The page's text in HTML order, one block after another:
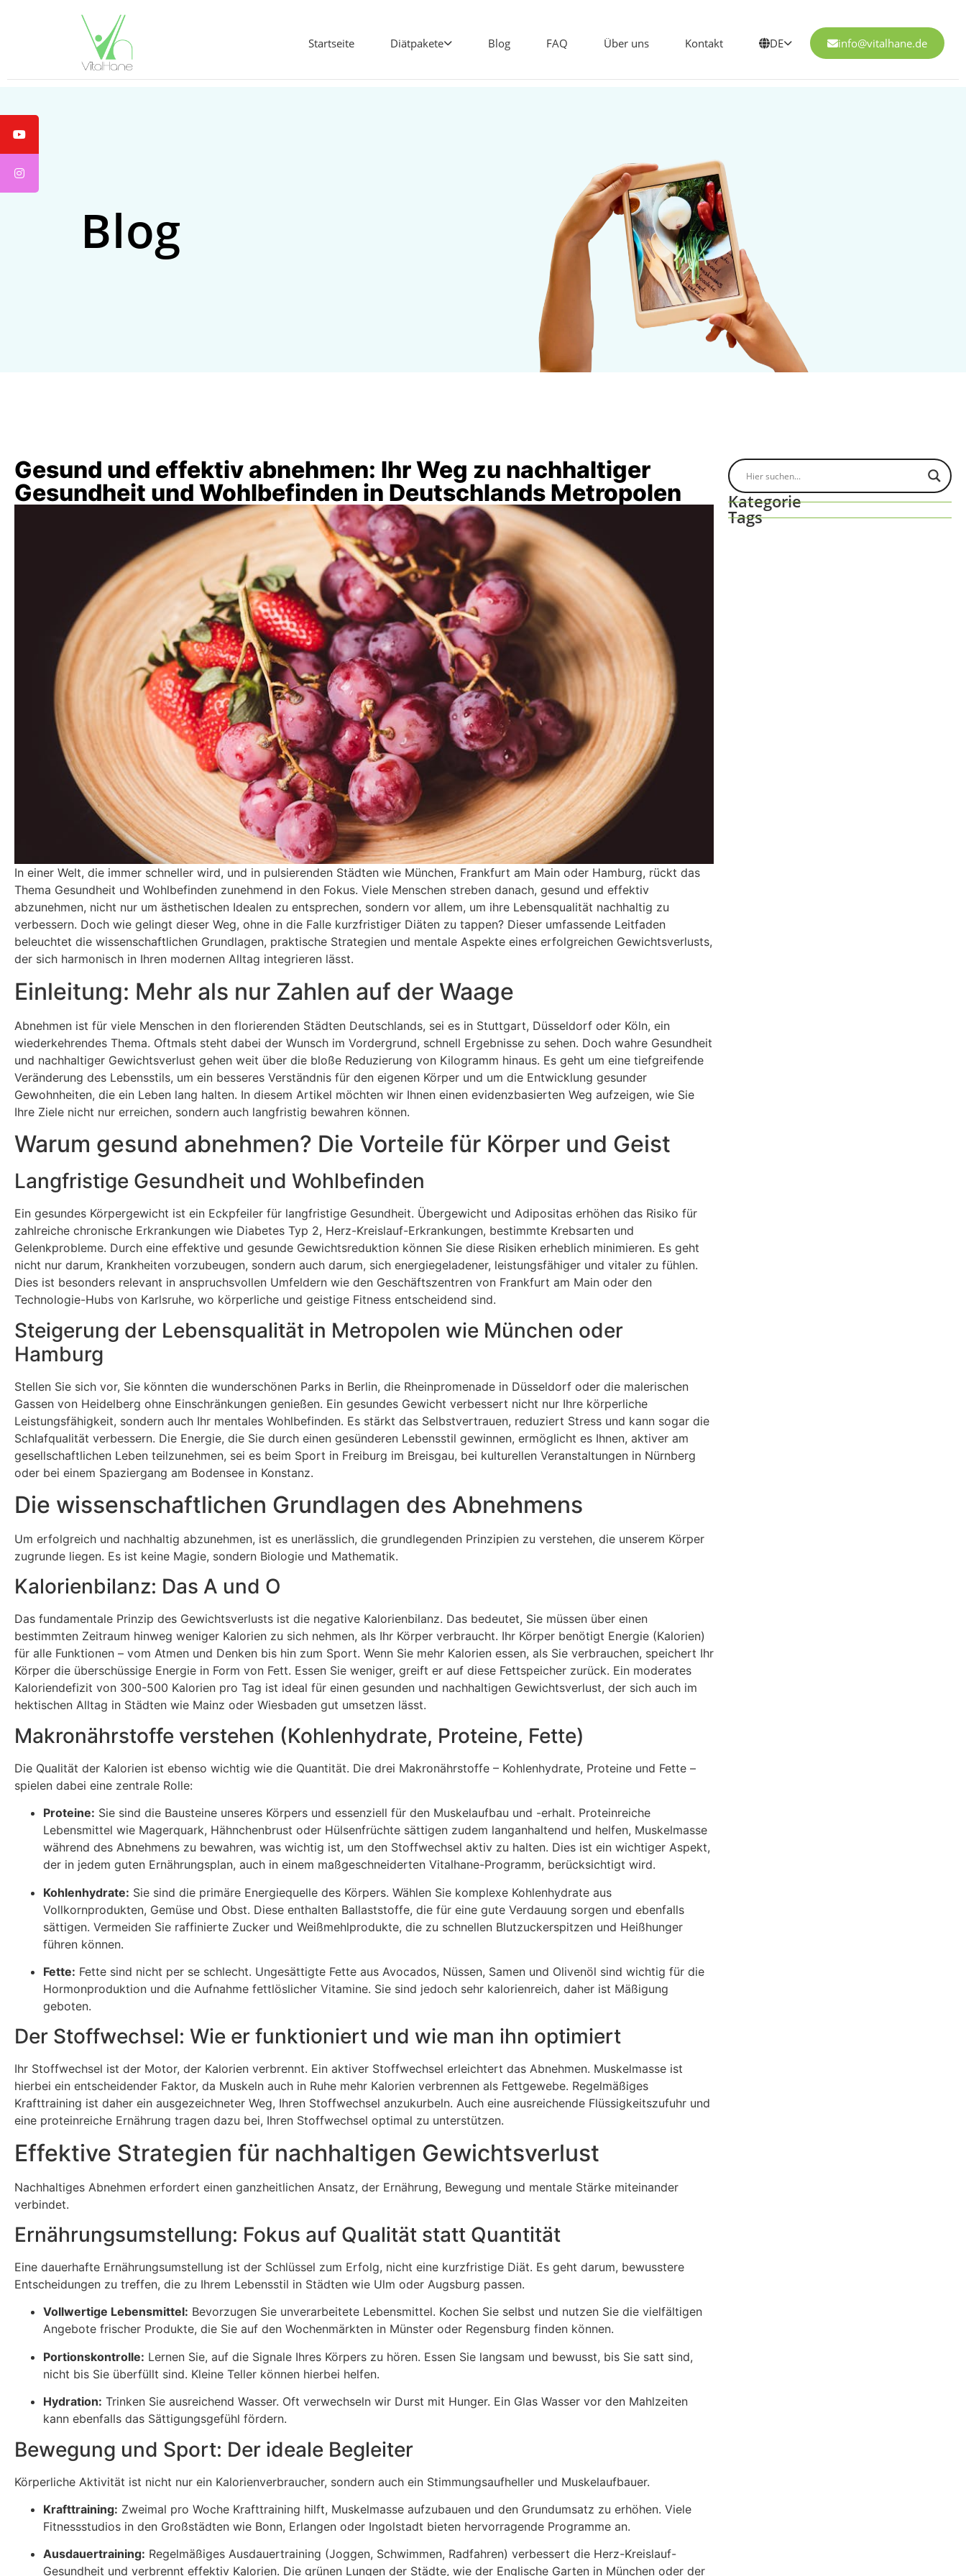
Startseite Diätpakete Blog FAQ Über uns Kontakt DE info@vitalhane.de
Blog
Gesund und effektiv abnehmen: Ihr Weg zu nachhaltiger
Gesundheit und Wohlbefinden in Deutschlands Metropolen
In einer Welt, die immer schneller wird, und in pulsierenden Städten wie München, Frankfurt am Main oder Hamburg, rückt das
Thema Gesundheit und Wohlbefinden zunehmend in den Fokus. Viele Menschen streben danach, gesund und effektiv
abzunehmen, nicht nur um ästhetischen Idealen zu entsprechen, sondern vor allem, um ihre Lebensqualität nachhaltig zu
verbessern. Doch wie gelingt dieser Weg, ohne in die Falle kurzfristiger Diäten zu tappen? Dieser umfassende Leitfaden
beleuchtet die wissenschaftlichen Grundlagen, praktische Strategien und mentale Aspekte eines erfolgreichen Gewichtsverlusts,
der sich harmonisch in Ihren modernen Alltag integrieren lässt.
Einleitung: Mehr als nur Zahlen auf der Waage
Abnehmen ist für viele Menschen in den florierenden Städten Deutschlands, sei es in Stuttgart, Düsseldorf oder Köln, ein
wiederkehrendes Thema. Oftmals steht dabei der Wunsch im Vordergrund, schnell Ergebnisse zu sehen. Doch wahre Gesundheit
und nachhaltiger Gewichtsverlust gehen weit über die bloße Reduzierung von Kilogramm hinaus. Es geht um eine tiefgreifende
Veränderung des Lebensstils, um ein besseres Verständnis für den eigenen Körper und um die Entwicklung gesunder
Gewohnheiten, die ein Leben lang halten. In diesem Artikel möchten wir Ihnen einen evidenzbasierten Weg aufzeigen, wie Sie
Ihre Ziele nicht nur erreichen, sondern auch langfristig bewahren können.
Warum gesund abnehmen? Die Vorteile für Körper und Geist
Langfristige Gesundheit und Wohlbefinden
Ein gesundes Körpergewicht ist ein Eckpfeiler für langfristige Gesundheit. Übergewicht und Adipositas erhöhen das Risiko für
zahlreiche chronische Erkrankungen wie Diabetes Typ 2, Herz-Kreislauf-Erkrankungen, bestimmte Krebsarten und
Gelenkprobleme. Durch eine effektive und gesunde Gewichtsreduktion können Sie diese Risiken erheblich minimieren. Es geht
nicht nur darum, Krankheiten vorzubeugen, sondern auch darum, sich energiegeladener, leistungsfähiger und vitaler zu fühlen.
Dies ist besonders relevant in anspruchsvollen Umfeldern wie den Geschäftszentren von Frankfurt am Main oder den
Technologie-Hubs von Karlsruhe, wo körperliche und geistige Fitness entscheidend sind.
Steigerung der Lebensqualität in Metropolen wie München oder
Hamburg
Stellen Sie sich vor, Sie könnten die wunderschönen Parks in Berlin, die Rheinpromenade in Düsseldorf oder die malerischen
Gassen von Heidelberg ohne Einschränkungen genießen. Ein gesundes Gewicht verbessert nicht nur Ihre körperliche
Leistungsfähigkeit, sondern auch Ihr mentales Wohlbefinden. Es stärkt das Selbstvertrauen, reduziert Stress und kann sogar die
Schlafqualität verbessern. Die Energie, die Sie durch einen gesünderen Lebensstil gewinnen, ermöglicht es Ihnen, aktiver am
gesellschaftlichen Leben teilzunehmen, sei es beim Sport in Freiburg im Breisgau, bei kulturellen Veranstaltungen in Nürnberg
oder bei einem Spaziergang am Bodensee in Konstanz.
Die wissenschaftlichen Grundlagen des Abnehmens
Um erfolgreich und nachhaltig abzunehmen, ist es unerlässlich, die grundlegenden Prinzipien zu verstehen, die unserem Körper
zugrunde liegen. Es ist keine Magie, sondern Biologie und Mathematik.
Kalorienbilanz: Das A und O
Das fundamentale Prinzip des Gewichtsverlusts ist die negative Kalorienbilanz. Das bedeutet, Sie müssen über einen
bestimmten Zeitraum hinweg weniger Kalorien zu sich nehmen, als Ihr Körper verbraucht. Ihr Körper benötigt Energie (Kalorien)
für alle Funktionen – vom Atmen und Denken bis hin zum Sport. Wenn Sie mehr Kalorien essen, als Sie verbrauchen, speichert Ihr
Körper die überschüssige Energie in Form von Fett. Essen Sie weniger, greift er auf diese Fettspeicher zurück. Ein moderates
Kaloriendefizit von 300-500 Kalorien pro Tag ist ideal für einen gesunden und nachhaltigen Gewichtsverlust, der sich auch im
hektischen Alltag in Städten wie Mainz oder Wiesbaden gut umsetzen lässt.
Makronährstoffe verstehen (Kohlenhydrate, Proteine, Fette)
Die Qualität der Kalorien ist ebenso wichtig wie die Quantität. Die drei Makronährstoffe – Kohlenhydrate, Proteine und Fette –
spielen dabei eine zentrale Rolle:
Proteine: Sie sind die Bausteine unseres Körpers und essenziell für den Muskelaufbau und -erhalt. Proteinreiche
Lebensmittel wie Magerquark, Hähnchenbrust oder Hülsenfrüchte sättigen zudem langanhaltend und helfen, Muskelmasse
während des Abnehmens zu bewahren, was wichtig ist, um den Stoffwechsel aktiv zu halten. Dies ist ein wichtiger Aspekt,
der in jedem guten Ernährungsplan, auch in einem maßgeschneiderten Vitalhane-Programm, berücksichtigt wird.
Kohlenhydrate: Sie sind die primäre Energiequelle des Körpers. Wählen Sie komplexe Kohlenhydrate aus
Vollkornprodukten, Gemüse und Obst. Diese enthalten Ballaststoffe, die für eine gute Verdauung sorgen und ebenfalls
sättigen. Vermeiden Sie raffinierte Zucker und Weißmehlprodukte, die zu schnellen Blutzuckerspitzen und Heißhunger
führen können.
Fette: Fette sind nicht per se schlecht. Ungesättigte Fette aus Avocados, Nüssen, Samen und Olivenöl sind wichtig für die
Hormonproduktion und die Aufnahme fettlöslicher Vitamine. Sie sind jedoch sehr kalorienreich, daher ist Mäßigung
geboten.
Der Stoffwechsel: Wie er funktioniert und wie man ihn optimiert
Ihr Stoffwechsel ist der Motor, der Kalorien verbrennt. Ein aktiver Stoffwechsel erleichtert das Abnehmen. Muskelmasse ist
hierbei ein entscheidender Faktor, da Muskeln auch in Ruhe mehr Kalorien verbrennen als Fettgewebe. Regelmäßiges
Krafttraining ist daher ein ausgezeichneter Weg, Ihren Stoffwechsel anzukurbeln. Auch eine ausreichende Flüssigkeitszufuhr und
eine proteinreiche Ernährung tragen dazu bei, Ihren Stoffwechsel optimal zu unterstützen.
Effektive Strategien für nachhaltigen Gewichtsverlust
Nachhaltiges Abnehmen erfordert einen ganzheitlichen Ansatz, der Ernährung, Bewegung und mentale Stärke miteinander
verbindet.
Ernährungsumstellung: Fokus auf Qualität statt Quantität
Eine dauerhafte Ernährungsumstellung ist der Schlüssel zum Erfolg, nicht eine kurzfristige Diät. Es geht darum, bewusstere
Entscheidungen zu treffen, die zu Ihrem Lebensstil in Städten wie Ulm oder Augsburg passen.
Vollwertige Lebensmittel: Bevorzugen Sie unverarbeitete Lebensmittel. Kochen Sie selbst und nutzen Sie die vielfältigen
Angebote frischer Produkte, die Sie auf den Wochenmärkten in Münster oder Regensburg finden können.
Portionskontrolle: Lernen Sie, auf die Signale Ihres Körpers zu hören. Essen Sie langsam und bewusst, bis Sie satt sind,
nicht bis Sie überfüllt sind. Kleine Teller können hierbei helfen.
Hydration: Trinken Sie ausreichend Wasser. Oft verwechseln wir Durst mit Hunger. Ein Glas Wasser vor den Mahlzeiten
kann ebenfalls das Sättigungsgefühl fördern.
Bewegung und Sport: Der ideale Begleiter
Körperliche Aktivität ist nicht nur ein Kalorienverbraucher, sondern auch ein Stimmungsaufheller und Muskelaufbauer.
Krafttraining: Zweimal pro Woche Krafttraining hilft, Muskelmasse aufzubauen und den Grundumsatz zu erhöhen. Viele
Fitnessstudios in den Großstädten wie Bonn, Erlangen oder Ingolstadt bieten hervorragende Programme an.
Ausdauertraining: Regelmäßiges Ausdauertraining (Joggen, Schwimmen, Radfahren) verbessert die Herz-Kreislauf-
Gesundheit und verbrennt effektiv Kalorien. Die grünen Lungen der Städte, wie der Englische Garten in München oder der
Kategorie
Tags